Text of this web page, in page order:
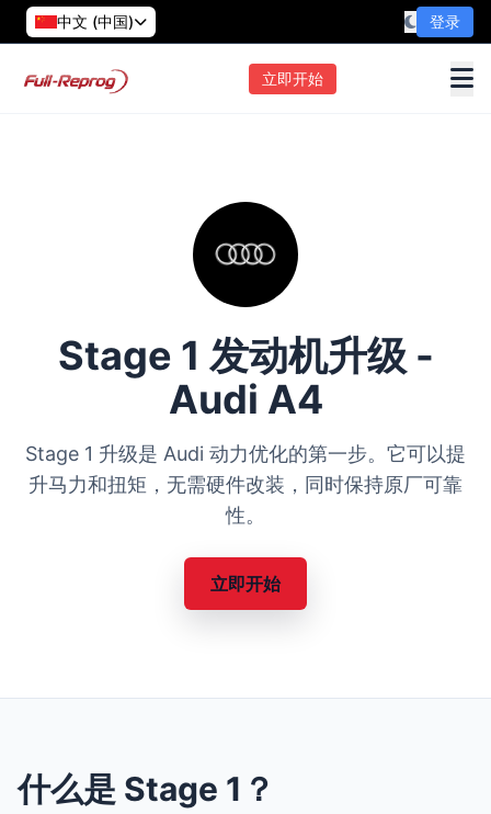
中文 (中国) 登录
立即开始
Stage 1 发动机升级 -
Audi A4
Stage 1 升级是 Audi 动力优化的第一步。它可以提
升马力和扭矩，无需硬件改装，同时保持原厂可靠
性。
立即开始
什么是 Stage 1？